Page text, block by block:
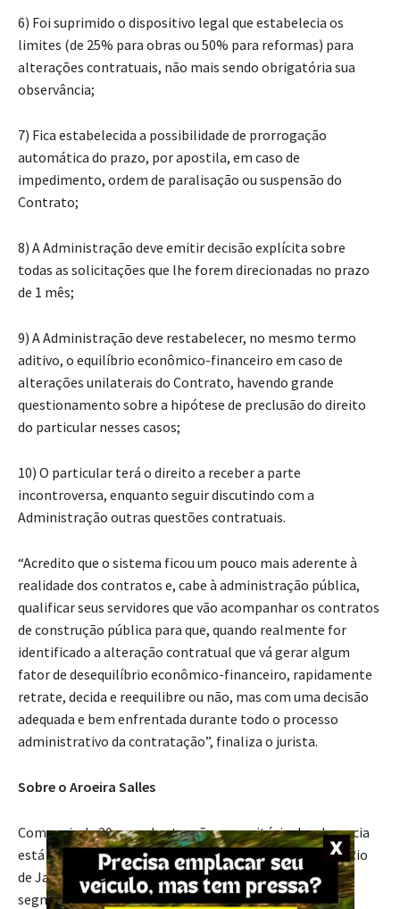
6) Foi suprimido o dispositivo legal que estabelecia os
limites (de 25% para obras ou 50% para reformas) para
alterações contratuais, não mais sendo obrigatória sua
observância;
7) Fica estabelecida a possibilidade de prorrogação
automática do prazo, por apostila, em caso de
impedimento, ordem de paralisação ou suspensão do
Contrato;
8) A Administração deve emitir decisão explícita sobre
todas as solicitações que lhe forem direcionadas no prazo
de 1 mês;
9) A Administração deve restabelecer, no mesmo termo
aditivo, o equilíbrio econômico-financeiro em caso de
alterações unilaterais do Contrato, havendo grande
questionamento sobre a hipótese de preclusão do direito
do particular nesses casos;
10) O particular terá o direito a receber a parte
incontroversa, enquanto seguir discutindo com a
Administração outras questões contratuais.
“Acredito que o sistema ficou um pouco mais aderente à
realidade dos contratos e, cabe à administração pública,
qualificar seus servidores que vão acompanhar os contratos
de construção pública para que, quando realmente for
identificado a alteração contratual que vá gerar algum
fator de desequilíbrio econômico-financeiro, rapidamente
retrate, decida e reequilibre ou não, mas com uma decisão
adequada e bem enfrentada durante todo o processo
administrativo da contratação”, finaliza o jurista.
Sobre o Aroeira Salles
Com mais de 20 anos de atuação, o escritório de advocacia
está presente em São Paulo, Belo Horizonte, Brasília, Rio
de Janeiro e Londres, auxiliando empresas de diversos
segmentos em projetos, decisões e demandas jurídicas,